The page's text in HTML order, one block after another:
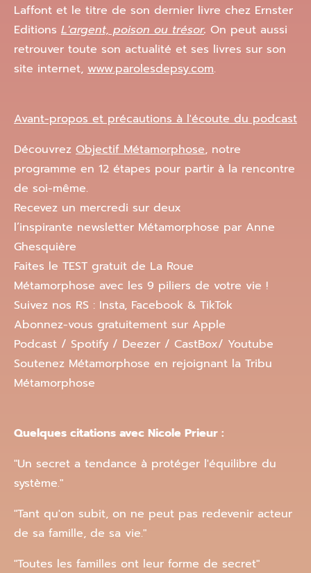
Laffont et le titre de son dernier livre chez Ernster
Editions L'argent, poison ou trésor. On peut aussi
retrouver toute son actualité et ses livres sur son
site internet, www.parolesdepsy.com.
Avant-propos et précautions à l'écoute du podcast
Découvrez Objectif Métamorphose, notre
programme en 12 étapes pour partir à la rencontre
de soi-même.
Recevez un mercredi sur deux
l’inspirante newsletter Métamorphose par Anne
Ghesquière
Faites le TEST gratuit de La Roue
Métamorphose avec les 9 piliers de votre vie !
Suivez nos RS : Insta, Facebook & TikTok
Abonnez-vous gratuitement sur Apple
Podcast / Spotify / Deezer / CastBox/ Youtube
Soutenez Métamorphose en rejoignant la Tribu
Métamorphose
Quelques citations avec Nicole Prieur :
"Un secret a tendance à protéger l'équilibre du
système."
"Tant qu'on subit, on ne peut pas redevenir acteur
de sa famille, de sa vie."
"Toutes les familles ont leur forme de secret"